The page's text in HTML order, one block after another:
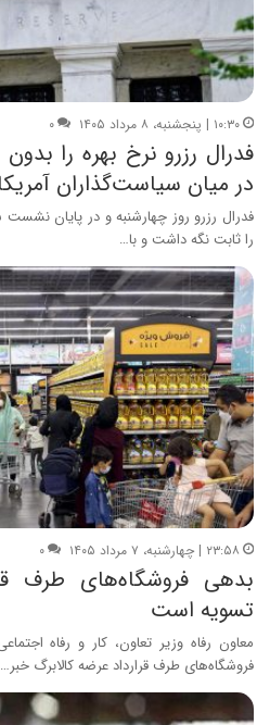
۱۰:۳۰ | پنجشنبه، ۸ مرداد ۱۴۰۵ ۰
فدرال رزرو نرخ بهره را
در میان سیاست‌گذاران
فدرال رزرو روز چهارشنبه و در پایان
را ثابت نگه داشت و با…
۲۳:۵۸ | چهارشنبه، ۷ مرداد ۱۴۰۵ ۰
بدهی فروشگاه‌های طرف
تسویه است
معاون رفاه وزیر تعاون، کار و رفاه
فروشگاه‌های طرف قرارداد عرضه کالابرگ خبر…